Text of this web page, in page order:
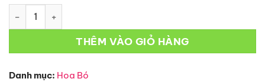
THÊM VÀO GIỎ HÀNG
Danh mục: Hoa Bó